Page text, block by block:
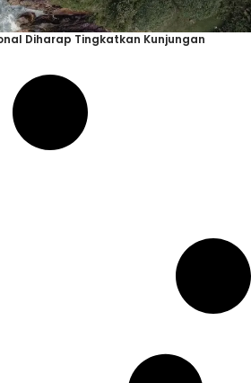
Diharap Tingkatkan Kunjungan